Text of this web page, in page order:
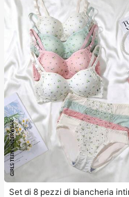
Set di 8 pezzi di biancheria